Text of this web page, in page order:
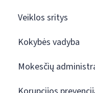
Veiklos sritys
Kokybės vadyba
Mokesčių